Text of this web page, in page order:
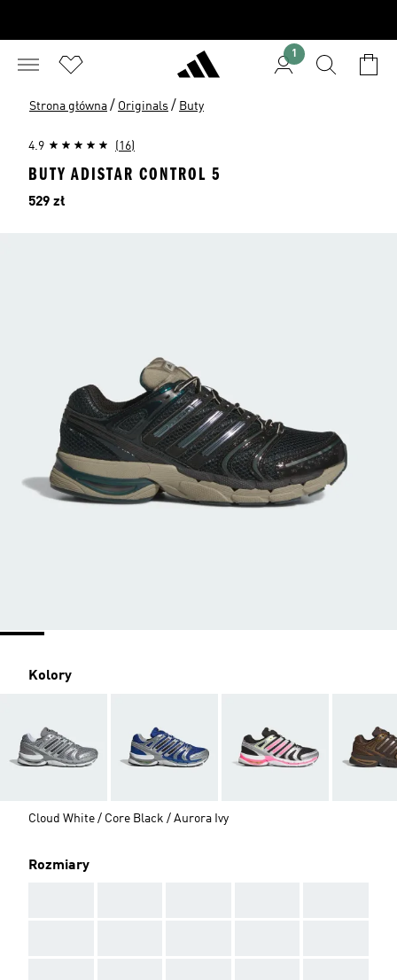
1
Strona główna / Originals / Buty
4.9 (16)
BUTY ADISTAR CONTROL 5
Cena
529 zł
Kolory
Cloud White / Core Black / Aurora Ivy
Rozmiary